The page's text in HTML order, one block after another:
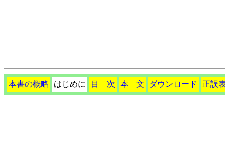
本書の概略 はじめに 目 次 本 文 ダウンロード 正誤